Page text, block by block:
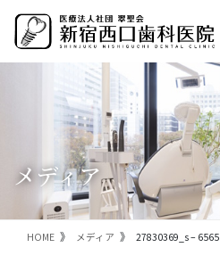
ン
ー
メディア
HOME メディア 27830369_s – 6565